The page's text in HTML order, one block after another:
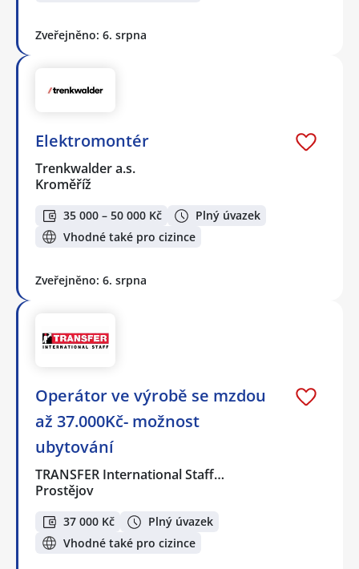
Zveřejněno: 6. srpna
Elektromontér
Trenkwalder a.s.
Kroměříž
35 000 – 50 000 Kč
Plný úvazek
Vhodné také pro cizince
Zveřejněno: 6. srpna
Operátor ve výrobě se mzdou
až 37.000Kč- možnost
ubytování
TRANSFER International Staff…
Prostějov
37 000 Kč
Plný úvazek
Vhodné také pro cizince